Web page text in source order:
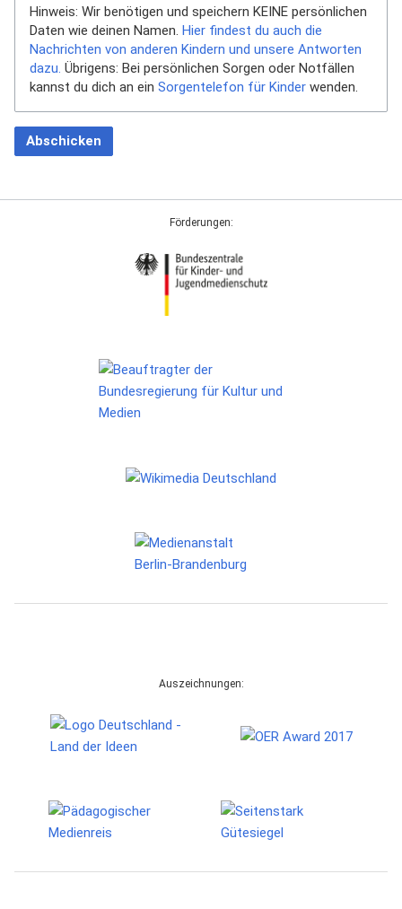
Hinweis: Wir benötigen und speichern KEINE persönlichen
Daten wie deinen Namen. Hier findest du auch die
Nachrichten von anderen Kindern und unsere Antworten
dazu. Übrigens: Bei persönlichen Sorgen oder Notfällen
kannst du dich an ein Sorgentelefon für Kinder wenden.
Abschicken
Förderungen:
Auszeichnungen: